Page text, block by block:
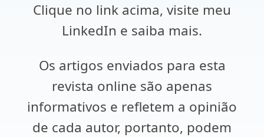
Clique no link acima, visite meu
LinkedIn e saiba mais.
Os artigos enviados para esta
revista online são apenas
informativos e refletem a opinião
de cada autor, portanto, podem